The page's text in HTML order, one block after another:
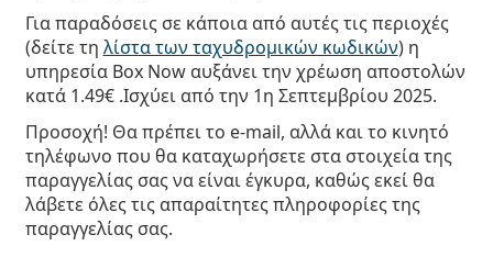
Για παραδόσεις σε κάποια από αυτές τις περιοχές
(δείτε τη λίστα των ταχυδρομικών κωδικών) η
υπηρεσία Box Now αυξάνει την χρέωση αποστολών
κατά 1.49€ .Ισχύει από την 1η Σεπτεμβρίου 2025.
Προσοχή! Θα πρέπει το e-mail, αλλά και το κινητό
τηλέφωνο που θα καταχωρήσετε στα στοιχεία της
παραγγελίας σας να είναι έγκυρα, καθώς εκεί θα
λάβετε όλες τις απαραίτητες πληροφορίες της
παραγγελίας σας.